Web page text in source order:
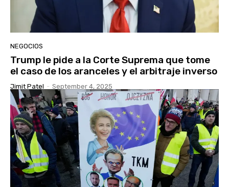
NEGOCIOS
Trump le pide a la Corte Suprema que tome
el caso de los aranceles y el arbitraje inverso
Jimit Patel - September 4, 2025